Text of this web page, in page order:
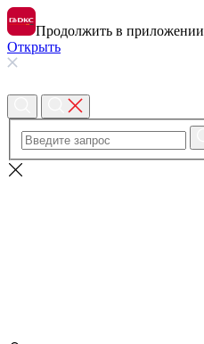
Продолжить в приложении
Открыть